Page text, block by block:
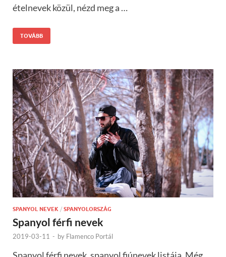
ételnevek közül, nézd meg a …
TOVÁBB
SPANYOL NEVEK / SPANYOLORSZÁG
Spanyol férfi nevek
2019-03-11 - by Flamenco Portál